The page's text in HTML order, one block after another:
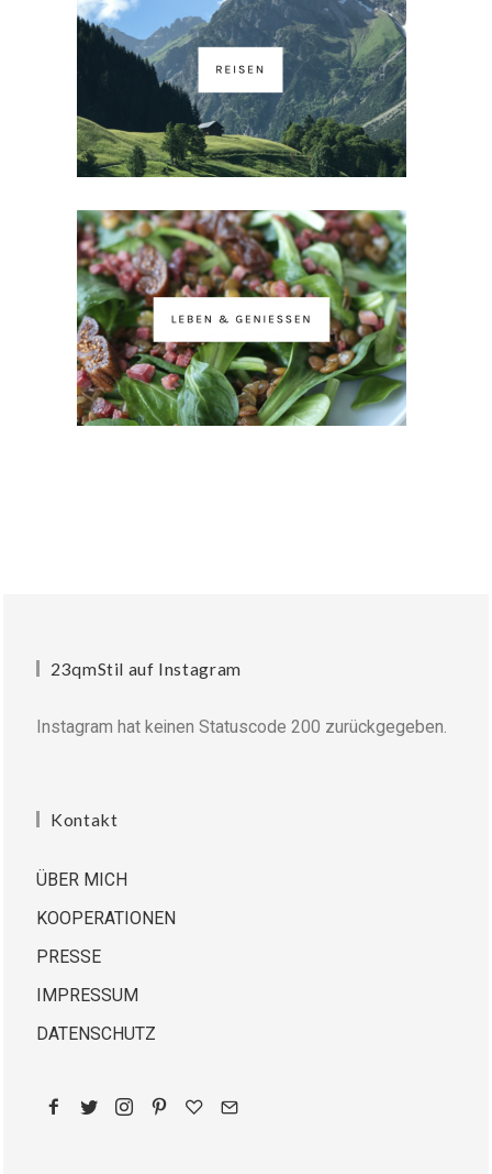
23qmStil auf Instagram
Instagram hat keinen Statuscode 200 zurückgegeben.
Kontakt
ÜBER MICH
KOOPERATIONEN
PRESSE
IMPRESSUM
DATENSCHUTZ